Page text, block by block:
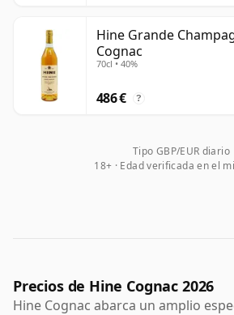
Hine Grande
Cognac
70cl • 40%
486 € ?
Tipo GBP/EUR diario
18+ · Edad verificada en el
Precios de Hine Cognac 2026
Hine Cognac abarca un amplio